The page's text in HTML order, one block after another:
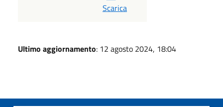
PDF
Scarica
Ultimo aggiornamento: 12 agosto 2024, 18:04